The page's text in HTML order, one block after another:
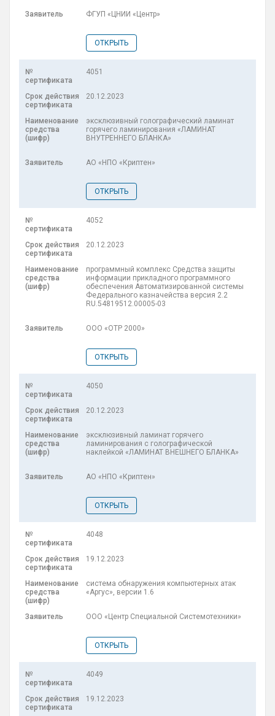
ФГУП «ЦНИИ «Центр»
ОТКРЫТЬ
4051
20.12.2023
эксклюзивный голографический ламинат
горячего ламинирования «ЛАМИНАТ
ВНУТРЕННЕГО БЛАНКА»
АО «НПО «Криптен»
ОТКРЫТЬ
4052
20.12.2023
программный комплекс Средства защиты
информации прикладного программного
обеспечения Автоматизированной системы
Федерального казначейства версия 2.2
RU.54819512.00005-03
ООО «ОТР 2000»
ОТКРЫТЬ
4050
20.12.2023
эксклюзивный ламинат горячего
ламинирования с голографической
наклейкой «ЛАМИНАТ ВНЕШНЕГО БЛАНКА»
АО «НПО «Криптен»
ОТКРЫТЬ
4048
19.12.2023
система обнаружения компьютерных атак
«Аргус», версии 1.6
ООО «Центр Специальной Системотехники»
ОТКРЫТЬ
4049
19.12.2023